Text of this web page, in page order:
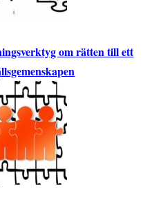
om rätten till ett